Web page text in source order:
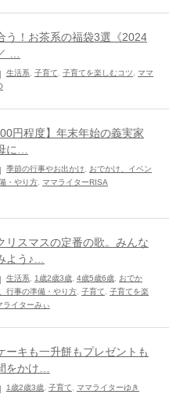
う！お茶系の福袋3選《2024
…
生活系 子育て 子育てを楽しむコツ
ママ
円程度】年末年始の義実家
に…
季節の行事やお出かけ
おでかけ、イベン
・やり方 ママライターRISA
リスマスの定番の歌。みんな
よう♪…
生活系 1歳2歳3歳 4歳5歳6歳
おでか
行事の準備・やり方 子育て
子育てを楽
ライターみぃ
ーキも一升餅もプレゼントも
をかけ…
1歳2歳3歳 子育て ママライターゆき